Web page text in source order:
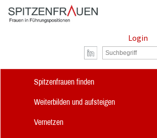
Zum Hauptinhalt springen
Login
Spitzenfrauen finden
Weiterbilden und aufsteigen
Vernetzen